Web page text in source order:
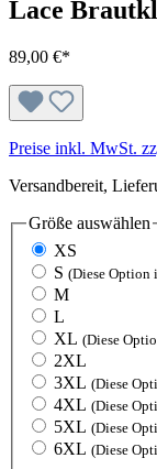
Lace
89,00 €*
Preise inkl. MwSt.
Versandbereit,
Größe auswählen
XS
S (Diese Option
M
L
XL (Diese
2XL
3XL (Diese
4XL (Diese
5XL (Diese
6XL (Diese